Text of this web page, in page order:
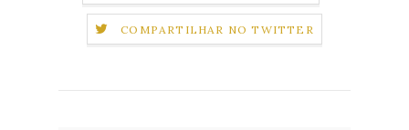
COMPARTILHAR NO TWITTER